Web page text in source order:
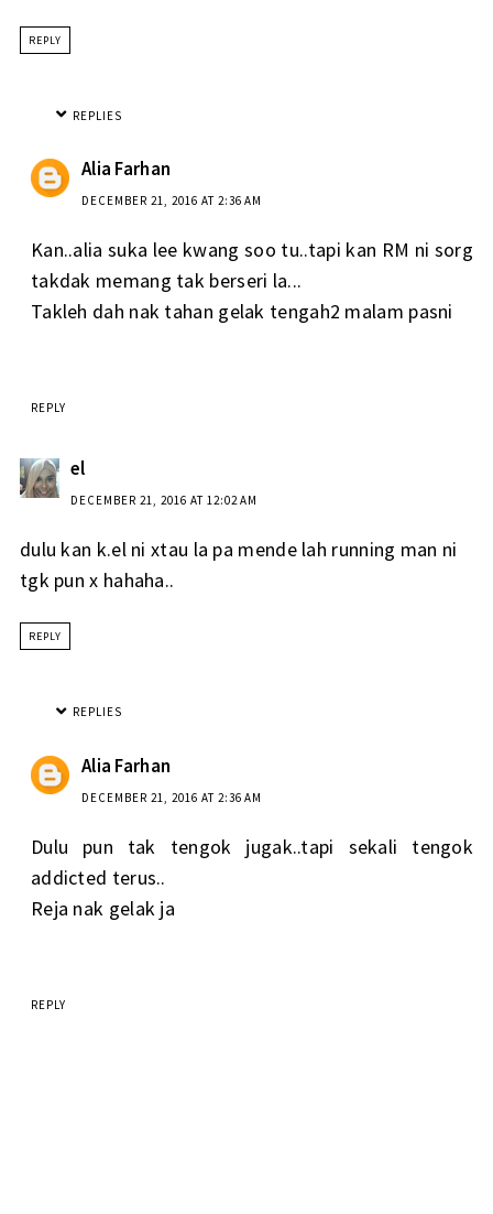
REPLY
REPLIES
Alia Farhan
DECEMBER 21, 2016 AT 2:36 AM
Kan..alia suka lee kwang soo tu..tapi kan RM ni sorg
takdak memang tak berseri la...
Takleh dah nak tahan gelak tengah2 malam pasni
REPLY
el
DECEMBER 21, 2016 AT 12:02 AM
dulu kan k.el ni xtau la pa mende lah running man ni
tgk pun x hahaha..
REPLY
REPLIES
Alia Farhan
DECEMBER 21, 2016 AT 2:36 AM
Dulu pun tak tengok jugak..tapi sekali tengok
addicted terus..
Reja nak gelak ja
REPLY